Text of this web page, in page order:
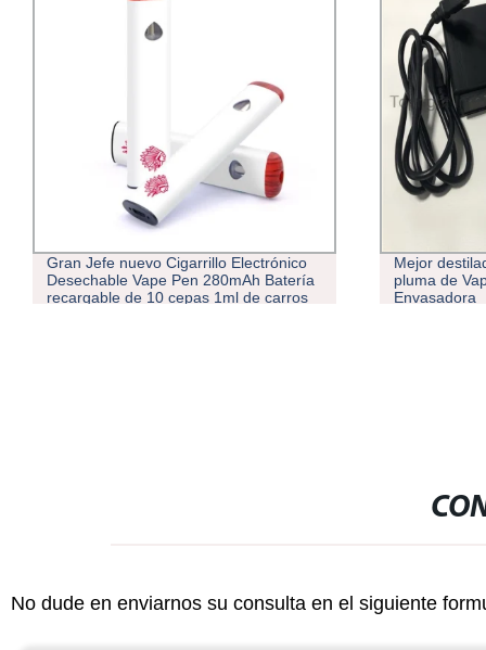
Mejor destilado Semiautomática de
pluma de Vape Cartucho de aceite
Envasadora
Eboat Venta
de pluma de
aceite
No dude en enviarnos su consulta en el siguiente